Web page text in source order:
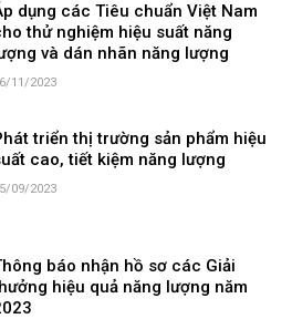
dụng các Tiêu chuẩn Việt Nam
thử nghiệm hiệu suất năng
và dán nhãn năng lượng
11/2023
triển thị trường sản phẩm hiệu
cao, tiết kiệm năng lượng
09/2023
báo nhận hồ sơ các Giải
hiệu quả năng lượng năm